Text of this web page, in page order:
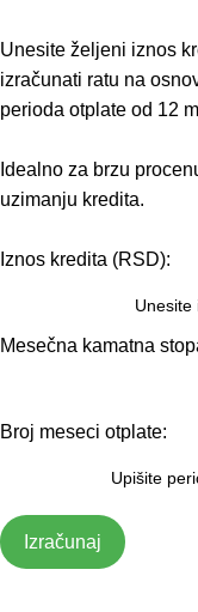
Unesite željeni iznos
izračunati ratu na
perioda otplate od 12
Idealno za brzu
uzimanju kredita.
Iznos kredita (RSD):
Mesečna kamatna
Broj meseci otplate:
Izračunaj